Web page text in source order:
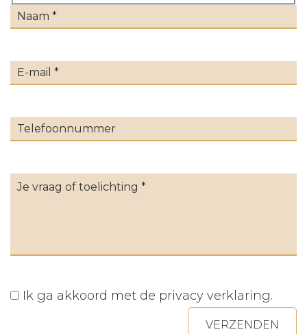
Ik ga akkoord met de privacy verklaring.
VERZENDEN